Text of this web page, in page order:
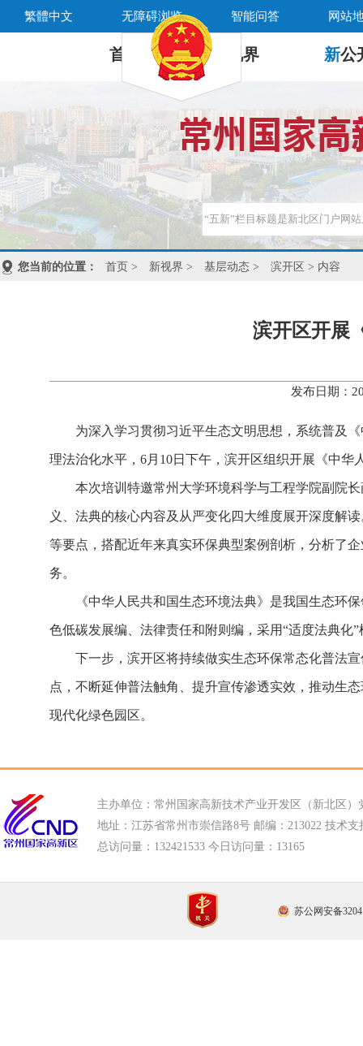
繁體中文 无障碍浏览 智能问答 网站
首 页 新 视界 新公
您当前的位置： 首页 > 新视界 > 基层动态 > 滨开区 > 内容
滨开区开展
发布日期：
为深入学习贯彻习近平生态文明思想，系统普及
理法治化水平，6月10日下午，滨开区组织开展《中华
本次培训特邀常州大学环境科学与工程学院副院
义、法典的核心内容及从严变化四大维度展开深度解
等要点，搭配近年来真实环保典型案例剖析，分析了
务。
《中华人民共和国生态环境法典》是我国生态环
色低碳发展编、法律责任和附则编，采用“适度法典
下一步，滨开区将持续做实生态环保常态化普法
点，不断延伸普法触角、提升宣传渗透实效，推动生
现代化绿色园区。
主办单位：常州国家高新技术产业开发区（新北区）
地址：江苏省常州市崇信路8号 邮编：213022 技术支
总访问量： 132421533 今日访问量： 13165
苏公网安备